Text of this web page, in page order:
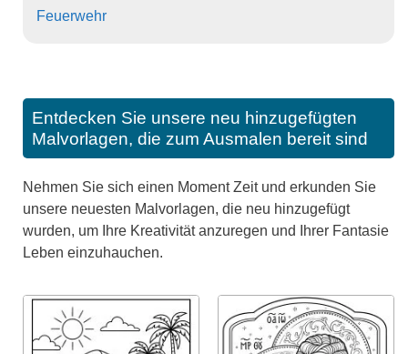
Feuerwehr
Entdecken Sie unsere neu hinzugefügten
Malvorlagen, die zum Ausmalen bereit sind
Nehmen Sie sich einen Moment Zeit und erkunden Sie
unsere neuesten Malvorlagen, die neu hinzugefügt
wurden, um Ihre Kreativität anzuregen und Ihrer Fantasie
Leben einzuhauchen.